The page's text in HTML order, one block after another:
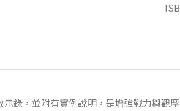
錄，並附有實例說明，是增強戰力與觀